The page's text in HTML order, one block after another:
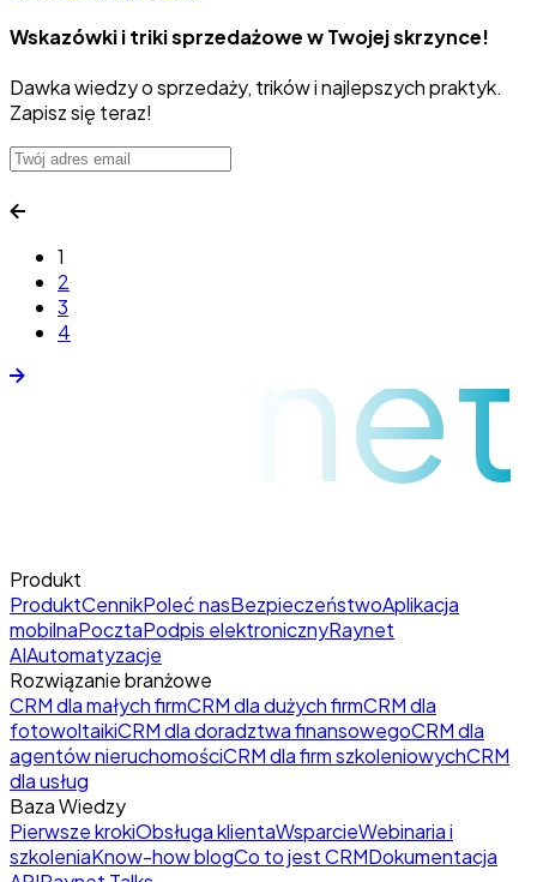
Wskazówki i triki sprzedażowe w Twojej skrzynce!
Dawka wiedzy o sprzedaży, trików i najlepszych praktyk.
Zapisz się teraz!
1
2
3
4
raynet
Produkt
ProduktCennikPoleć nasBezpieczeństwoAplikacja
mobilnaPocztaPodpis elektronicznyRaynet
AIAutomatyzacje
Rozwiązanie branżowe
CRM dla małych firmCRM dla dużych firmCRM dla
fotowoltaikiCRM dla doradztwa finansowegoCRM dla
agentów nieruchomościCRM dla firm szkoleniowychCRM
dla usług
Baza Wiedzy
Pierwsze krokiObsługa klientaWsparcieWebinaria i
szkoleniaKnow-how blogCo to jest CRMDokumentacja